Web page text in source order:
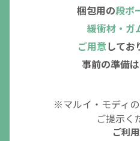
梱包用の段ボ
緩衝材・ガ
ご用意してお
事前の準備
※マルイ・モディ
ご提示く
ご利